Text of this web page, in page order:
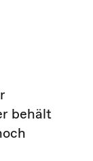
behält